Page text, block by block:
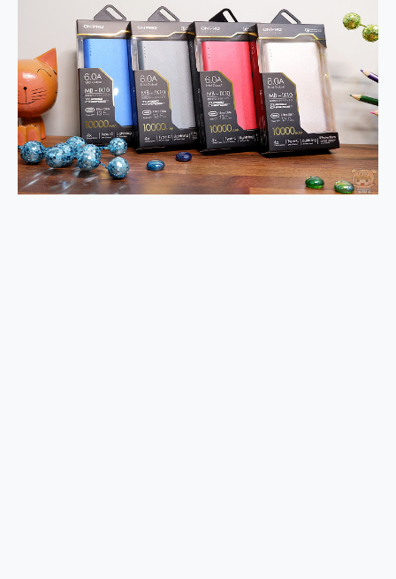
3 個超值 MHN 飛人工具分享~~ iToolab AnyGo 魔物獵人 Now飛人 ios教學 不出門也可以到處走
Locawhere AnyTo 寶可夢飛人 AnyTo 不出門也可以飛遍全世界
小體積 40000mAh 超大容量 一次充5個設備 充好充滿 CUKTECH 酷態科 300W 微型充電站 開箱 評測
97.3% 恢復率，資料救援就是這麼簡單 EaseUS Data Recovery Wizard Free 18.0.0 業界最好的資料救援軟體
磁碟系統大風吹 有了 磁碟管理程式 EaseUS Partition Master 就是這麼簡單
全新 SONY Xperia 1 VI 開箱! 相機實測! 長焦覆蓋更遠更清晰、2日長續航、頂尖影音娛樂效能~
Xiaomi 14 Ultra 開箱 評測~ 有深度的 Leica 影像旗艦手機! 加碼小旗艦 Xiaomi 14 開箱 評測
vivo TWS 3e 真無線藍牙耳機智慧降噪升級、音質明亮溫潤，並支援雙設備連接~
MSI Claw 掌機專屬配件包 來囉 完美保護 MSI Claw A1M-026TW 電競掌機